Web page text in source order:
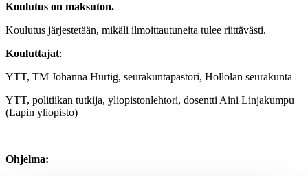
Koulutus on maksuton.
Koulutus järjestetään, mikäli ilmoittautuneita tulee riittävästi.
Kouluttajat:
YTT, TM Johanna Hurtig, seurakuntapastori, Hollolan seurakunta
YTT, politiikan tutkija, yliopistonlehtori, dosentti Aini Linjakumpu
(Lapin yliopisto)
Ohjelma: